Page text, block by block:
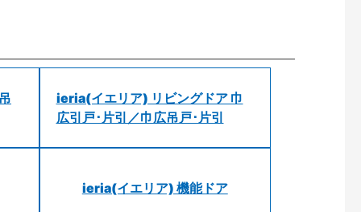
ieria(イエリア) リビングドア 巾
広引戸･片引／巾広吊戸･片引
ieria(イエリア) 機能ドア